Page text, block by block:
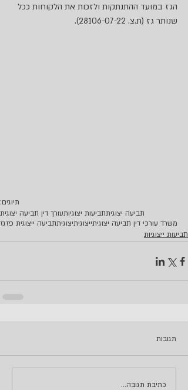
הגז במועד ההתנתקות ולזכות את הלקוחות ככל
שנותר גז (ת.צ. 28106-07-22).
תיוגים:
תביעה יצוגיתתביעות יצוגיותעורך דין תביעה יצוגית
משרד עורכי דין תביעה יצוגיתייצוגיתיצוגיתתביעה ייצוגית פזגז
תביעות ייצוגיות
תגובות
כתיבת תגובה...